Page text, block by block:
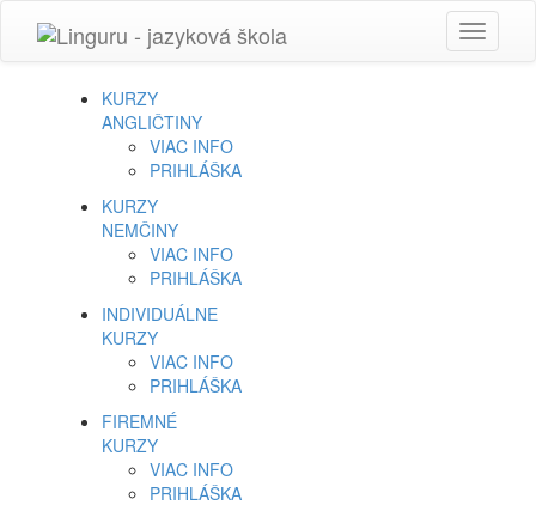
Toggle
KURZY
ANGLIČTINY
VIAC INFO
PRIHLÁŠKA
KURZY
NEMČINY
VIAC INFO
PRIHLÁŠKA
INDIVIDUÁLNE
KURZY
VIAC INFO
PRIHLÁŠKA
FIREMNÉ
KURZY
VIAC INFO
PRIHLÁŠKA